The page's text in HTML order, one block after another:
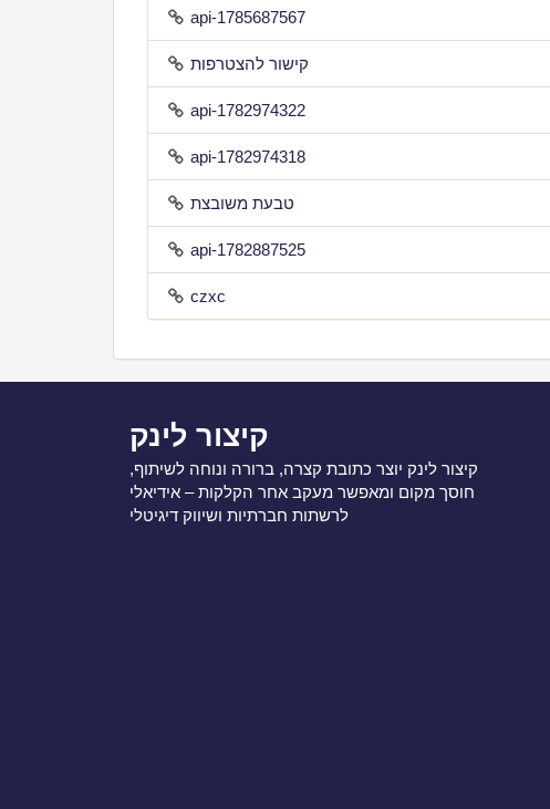
api-1785687567
קישור להצטרפות
api-1782974322
api-1782974318
טבעת משובצת
api-1782887525
czxc
קיצור לינק
קיצור לינק יוצר כתובת קצרה, ברורה ונוחה לשיתוף,
חוסך מקום ומאפשר מעקב אחר הקלקות – אידיאלי
לרשתות חברתיות ושיווק דיגיטלי